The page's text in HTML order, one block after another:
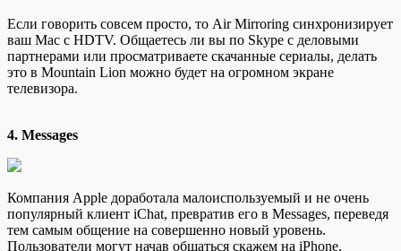
Если говорить совсем просто, то Air Mirroring синхронизирует
ваш Mac с HDTV. Общаетесь ли вы по Skype с деловыми
партнерами или просматриваете скачанные сериалы, делать
это в Mountain Lion можно будет на огромном экране
телевизора.
4. Messages
Компания Apple доработала малоиспользуемый и не очень
популярный клиент iChat, превратив его в Messages, переведя
тем самым общение на совершенно новый уровень.
Пользователи могут начав общаться скажем на iPhone,